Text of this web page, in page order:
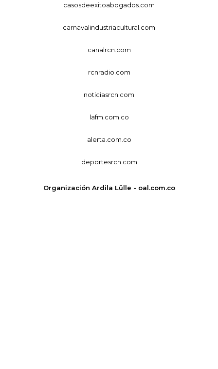
casosdeexitoabogados.com
carnavalindustriacultural.com
canalrcn.com
rcnradio.com
noticiasrcn.com
lafm.com.co
alerta.com.co
deportesrcn.com
Organización Ardila Lülle - oal.com.co